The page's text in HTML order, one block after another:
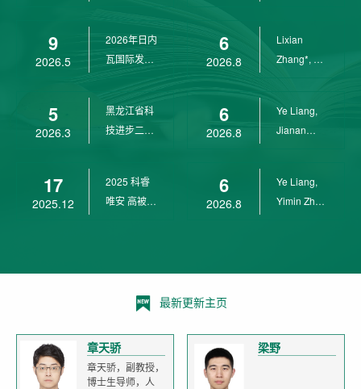
9
2026.5
2026年日内
瓦国际发明
5
2026.3
黑龙江省科
技进步二等
17
2025.12
2025 科睿
唯安 高被引
6
2026.8
Lixian
Zhang*, Ye
6
2026.8
Ye Liang,
Jianan
6
2026.8
Ye Liang,
Yimin Zhu,
最新更新主页
章天骄
章天骄，副教授，
博士生导师，人
梁野